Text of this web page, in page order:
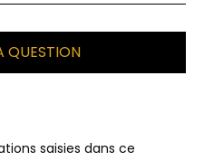
saisies dans ce